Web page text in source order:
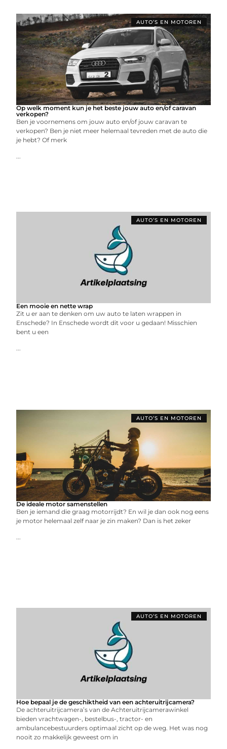
AUTO’S EN MOTOREN
Op welk moment kun je het beste jouw auto en/of caravan
verkopen?
Ben je voornemens om jouw auto en/of jouw caravan te
verkopen? Ben je niet meer helemaal tevreden met de auto die
je hebt? Of merk
...
AUTO’S EN MOTOREN
Een mooie en nette wrap
Zit u er aan te denken om uw auto te laten wrappen in
Enschede? In Enschede wordt dit voor u gedaan! Misschien
bent u een
...
AUTO’S EN MOTOREN
De ideale motor samenstellen
Ben je iemand die graag motorrijdt? En wil je dan ook nog eens
je motor helemaal zelf naar je zin maken? Dan is het zeker
...
AUTO’S EN MOTOREN
Hoe bepaal je de geschiktheid van een achteruitrijcamera?
De achteruitrijcamera’s van de Achteruitrijcamerawinkel
bieden vrachtwagen-, bestelbus-, tractor- en
ambulancebestuurders optimaal zicht op de weg. Het was nog
nooit zo makkelijk geweest om in